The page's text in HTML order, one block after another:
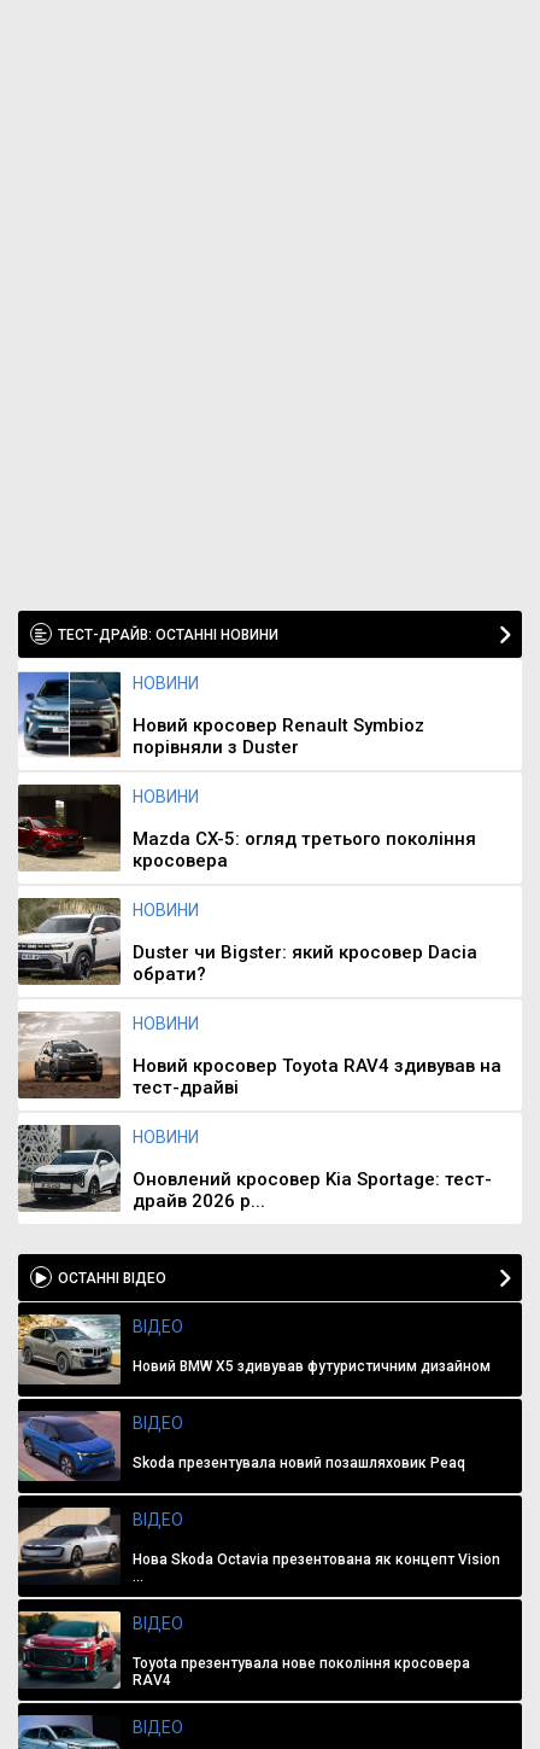
ТЕСТ-ДРАЙВ: ОСТАННІ НОВИНИ
НОВИНИ
Новий кросовер Renault Symbioz
порівняли з Duster
НОВИНИ
Mazda CX-5: огляд третього покоління
кросовера
НОВИНИ
Duster чи Bigster: який кросовер Dacia
обрати?
НОВИНИ
Новий кросовер Toyota RAV4 здивував на
тест-драйві
НОВИНИ
Оновлений кросовер Kia Sportage: тест-
драйв 2026 р...
ОСТАННІ ВІДЕО
ВІДЕО
Новий BMW X5 здивував футуристичним дизайном
ВІДЕО
Skoda презентувала новий позашляховик Peaq
ВІДЕО
Нова Skoda Octavia презентована як концепт Vision
...
ВІДЕО
Toyota презентувала нове покоління кросовера
RAV4
ВІДЕО